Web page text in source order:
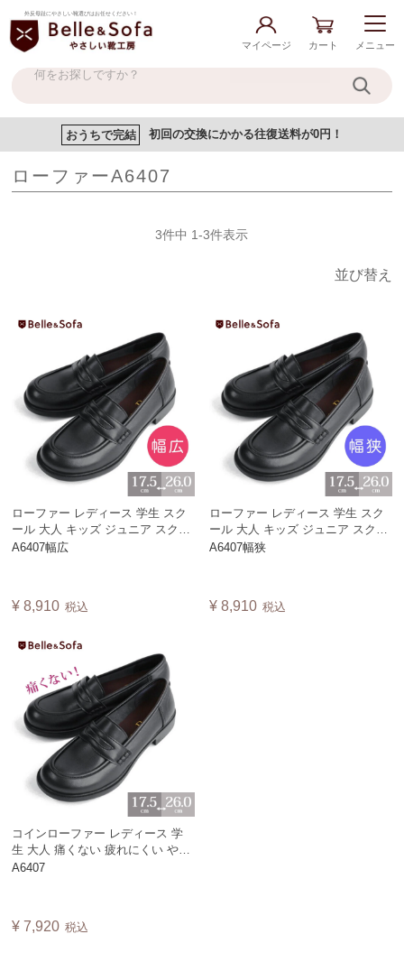
外反母趾にやさしい靴選びはお任せください！
マイページ カート メニュー
おうちで完結 初回の交換にかかる往復送料が0円！
ローファーA6407
並び替え
3件中 1-3件表示
ローファー レディース 学生 スク
ール 大人 キッズ ジュニア スクー
ル コインローファー 履きやすい
A6407幅広
¥ 8,910 税込
ローファー レディース 学生 スク
ール 大人 キッズ ジュニア スクー
ル コインローファー 履きやすい
A6407幅狭
¥ 8,910 税込
コインローファー レディース 学
生 大人 痛くない 疲れにくい やさ
しい靴工房Belle & Sofa ベル
A6407
¥ 7,920 税込